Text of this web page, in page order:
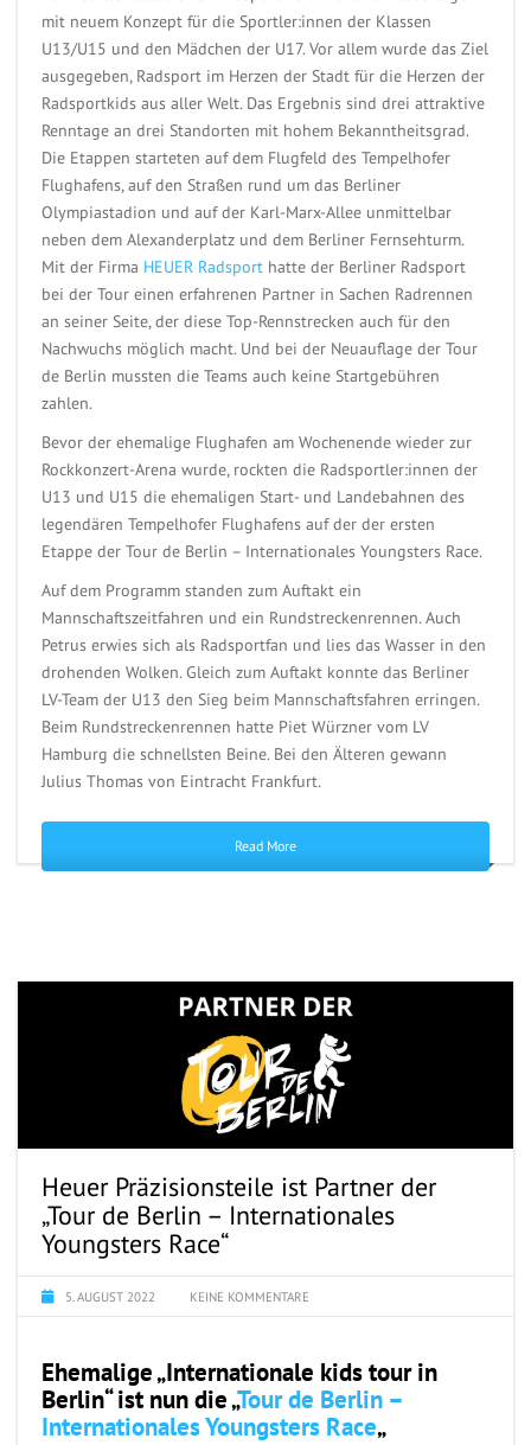
mit neuem Konzept für die Sportler:innen der Klassen
U13/U15 und den Mädchen der U17. Vor allem wurde das Ziel
ausgegeben, Radsport im Herzen der Stadt für die Herzen der
Radsportkids aus aller Welt. Das Ergebnis sind drei attraktive
Renntage an drei Standorten mit hohem Bekanntheitsgrad.
Die Etappen starteten auf dem Flugfeld des Tempelhofer
Flughafens, auf den Straßen rund um das Berliner
Olympiastadion und auf der Karl-Marx-Allee unmittelbar
neben dem Alexanderplatz und dem Berliner Fernsehturm.
Mit der Firma HEUER Radsport hatte der Berliner Radsport
bei der Tour einen erfahrenen Partner in Sachen Radrennen
an seiner Seite, der diese Top-Rennstrecken auch für den
Nachwuchs möglich macht. Und bei der Neuauflage der Tour
de Berlin mussten die Teams auch keine Startgebühren
zahlen.
Bevor der ehemalige Flughafen am Wochenende wieder zur
Rockkonzert-Arena wurde, rockten die Radsportler:innen der
U13 und U15 die ehemaligen Start- und Landebahnen des
legendären Tempelhofer Flughafens auf der der ersten
Etappe der Tour de Berlin – Internationales Youngsters Race.
Auf dem Programm standen zum Auftakt ein
Mannschaftszeitfahren und ein Rundstreckenrennen. Auch
Petrus erwies sich als Radsportfan und lies das Wasser in den
drohenden Wolken. Gleich zum Auftakt konnte das Berliner
LV-Team der U13 den Sieg beim Mannschaftsfahren erringen.
Beim Rundstreckenrennen hatte Piet Würzner vom LV
Hamburg die schnellsten Beine. Bei den Älteren gewann
Julius Thomas von Eintracht Frankfurt.
Read More
Heuer Präzisionsteile ist Partner der
„Tour de Berlin – Internationales
Youngsters Race“
5. AUGUST 2022 KEINE KOMMENTARE
Ehemalige „Internationale kids tour in
Berlin“ ist nun die „Tour de Berlin –
Internationales Youngsters Race„